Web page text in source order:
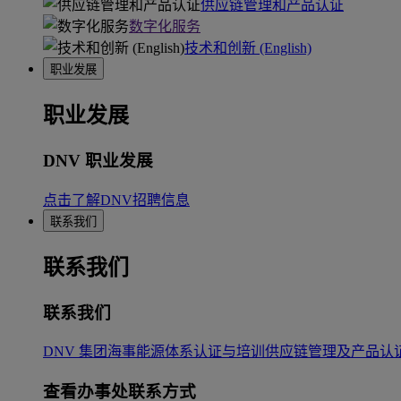
供应链管理和产品认证
数字化服务
技术和创新 (English)
职业发展
职业发展
DNV 职业发展
点击了解DNV招聘信息
联系我们
联系我们
联系我们
DNV 集团 海事能源体系认证与培训 供应链管理及产品认
查看办事处联系方式